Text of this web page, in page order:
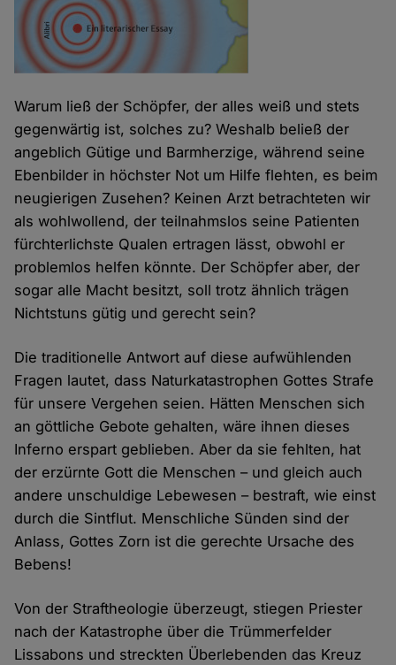
Warum ließ der Schöpfer, der alles weiß und stets
gegenwärtig ist, solches zu? Weshalb beließ der
angeblich Gütige und Barmherzige, während seine
Ebenbilder in höchster Not um Hilfe flehten, es beim
neugierigen Zusehen? Keinen Arzt betrachteten wir
als wohlwollend, der teilnahmslos seine Patienten
fürchterlichste Qualen ertragen lässt, obwohl er
problemlos helfen könnte. Der Schöpfer aber, der
sogar alle Macht besitzt, soll trotz ähnlich trägen
Nichtstuns gütig und gerecht sein?
Die traditionelle Antwort auf diese aufwühlenden
Fragen lautet, dass Naturkatastrophen Gottes Strafe
für unsere Vergehen seien. Hätten Menschen sich
an göttliche Gebote gehalten, wäre ihnen dieses
Inferno erspart geblieben. Aber da sie fehlten, hat
der erzürnte Gott die Menschen – und gleich auch
andere unschuldige Lebewesen – bestraft, wie einst
durch die Sintflut. Menschliche Sünden sind der
Anlass, Gottes Zorn ist die gerechte Ursache des
Bebens!
Von der Straftheologie überzeugt, stiegen Priester
nach der Katastrophe über die Trümmerfelder
Lissabons und streckten Überlebenden das Kreuz